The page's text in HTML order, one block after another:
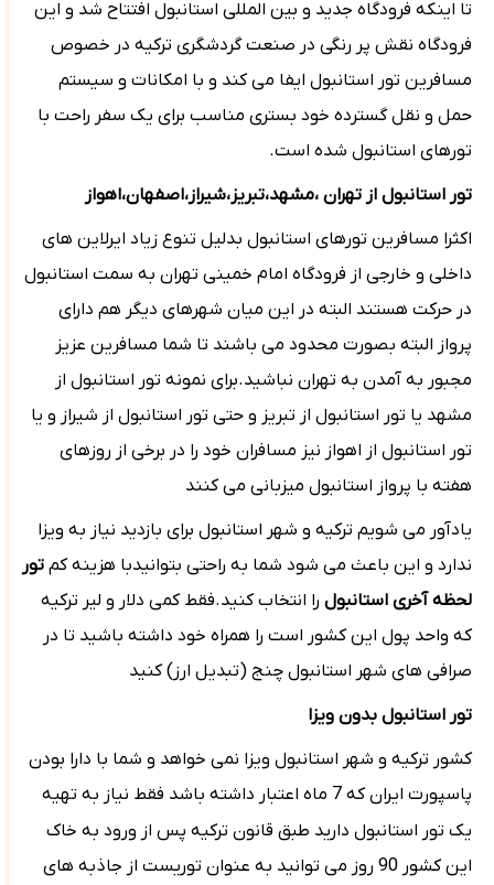
تا اینکه فرودگاه جدید و بین المللی استانبول افتتاح شد و این
فرودگاه نقش پر رنگی در صنعت گردشگری ترکیه در خصوص
مسافرین تور استانبول ایفا می کند و با امکانات و سیستم
حمل و نقل گسترده خود بستری مناسب برای یک سفر راحت با
تورهای استانبول شده است.
تور استانبول از تهران ،مشهد،تبریز،شیراز،اصفهان،اهواز
اکثرا مسافرین تورهای استانبول بدلیل تنوع زیاد ایرلاین های
داخلی و خارجی از فرودگاه امام خمینی تهران به سمت استانبول
در حرکت هستند البته در این میان شهرهای دیگر هم دارای
پرواز البته بصورت محدود می باشند تا شما مسافرین عزیز
مجبور به آمدن به تهران نباشید.برای نمونه تور استانبول از
مشهد یا تور استانبول از تبریز و حتی تور استانبول از شیراز و یا
تور استانبول از اهواز نیز مسافران خود را در برخی از روزهای
هفته با پرواز استانبول میزبانی می کنند
یادآور می شویم ترکیه و شهر استانبول برای بازدید نیاز به ویزا
ندارد و این باعث می شود شما به راحتی بتوانیدبا هزینه کمتور
لحظه آخری استانبول را انتخاب کنید.فقط کمی دلار و لیر ترکیه
که واحد پول این کشور است را همراه خود داشته باشید تا در
صرافی های شهر استانبول چنج (تبدیل ارز) کنید
تور استانبول بدون ویزا
کشور ترکیه و شهر استانبول ویزا نمی خواهد و شما با دارا بودن
پاسپورت ایران که 7 ماه اعتبار داشته باشد فقط نیاز به تهیه
یک تور استانبول دارید طبق قانون ترکیه پس از ورود به خاک
این کشور 90 روز می توانید به عنوان توریست از جاذبه های